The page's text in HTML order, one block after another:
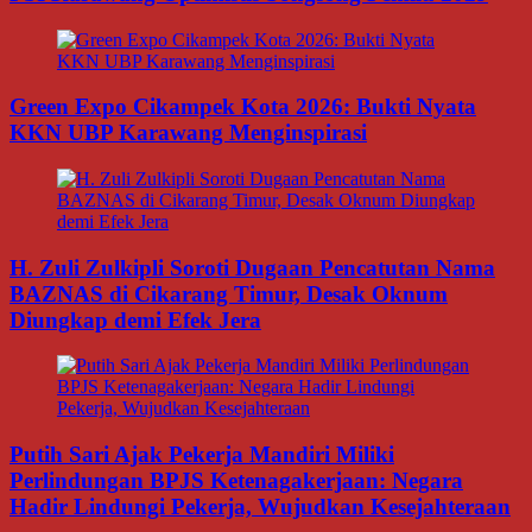
Green Expo Cikampek Kota 2026: Bukti Nyata
KKN UBP Karawang Menginspirasi
H. Zuli Zulkipli Soroti Dugaan Pencatutan Nama
BAZNAS di Cikarang Timur, Desak Oknum
Diungkap demi Efek Jera
Putih Sari Ajak Pekerja Mandiri Miliki
Perlindungan BPJS Ketenagakerjaan: Negara
Hadir Lindungi Pekerja, Wujudkan Kesejahteraan